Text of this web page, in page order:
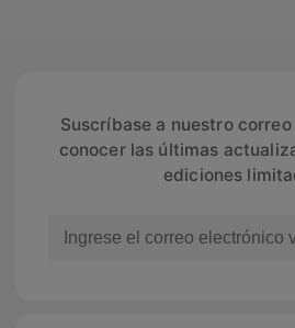
Suscríbase a nuestro
conocer las últimas
ediciones